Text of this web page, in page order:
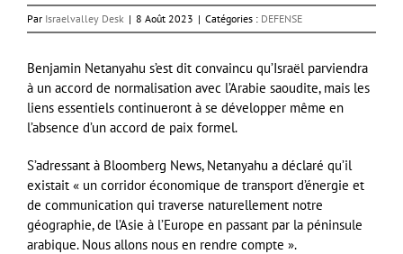
Par Israelvalley Desk | 8 Août 2023 | Catégories : DEFENSE
Benjamin Netanyahu s’est dit convaincu qu’Israël parviendra
à un accord de normalisation avec l’Arabie saoudite, mais les
liens essentiels continueront à se développer même en
l’absence d’un accord de paix formel.
S’adressant à Bloomberg News, Netanyahu a déclaré qu’il
existait « un corridor économique de transport d’énergie et
de communication qui traverse naturellement notre
géographie, de l’Asie à l’Europe en passant par la péninsule
arabique. Nous allons nous en rendre compte ».